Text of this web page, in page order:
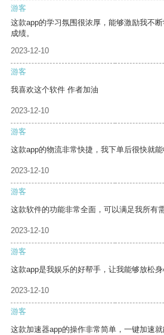
游客
这款app的学习氛围很浓厚，能够激励我不
成绩。
2023-12-10
游客
我喜欢这个软件 作者加油
2023-12-10
游客
这款app的物流非常快捷，我下单后很快就能
2023-12-10
游客
这款软件的功能非常全面，可以满足我所有需
2023-12-10
游客
这款app是我娱乐的好帮手，让我能够放松身
2023-12-10
游客
这款加速器app的操作非常简单，一键加速就